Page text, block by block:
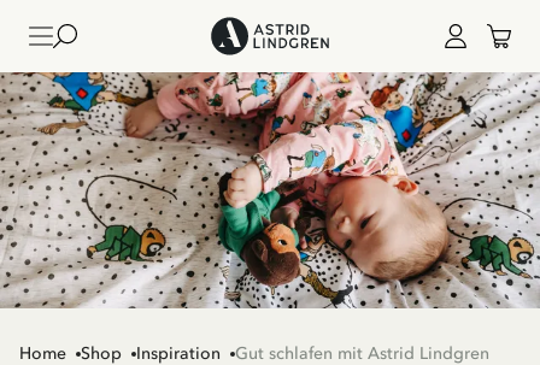
Home Shop Inspiration Gut schlafen mit Astrid Lindgren